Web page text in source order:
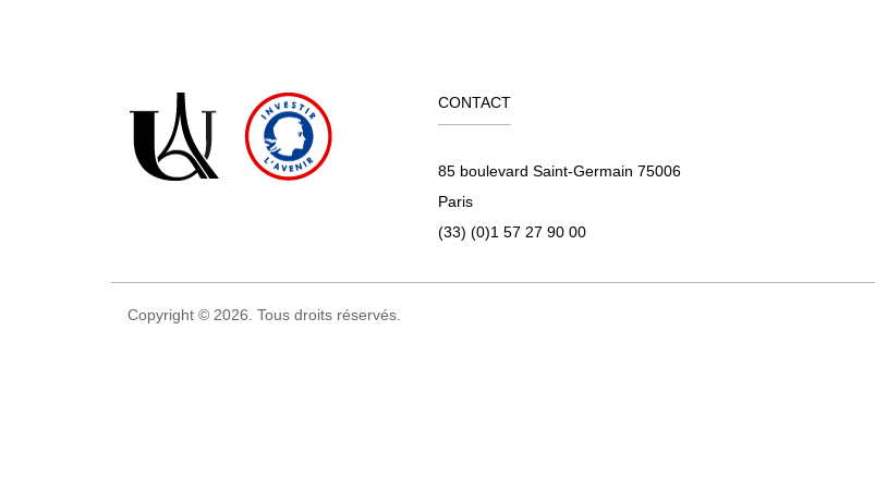
CONTACT
85 boulevard Saint-Germain 75006
Paris
(33) (0)1 57 27 90 00
Copyright © 2026. Tous droits réservés.